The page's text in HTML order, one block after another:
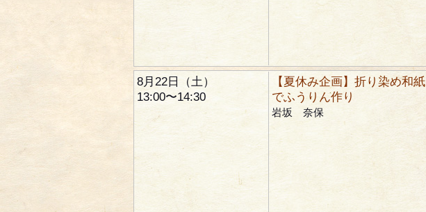
8月22日（土）
13:00〜14:30
【夏休み企画】折り染め和紙
でふうりん作り
岩坂 奈保